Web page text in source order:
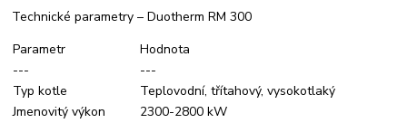
Technické parametry – Duotherm RM 300
Parametr
Hodnota
---
---
Typ kotle
Teplovodní, třítahový, vysokotlaký
Jmenovitý výkon
2300-2800 kW